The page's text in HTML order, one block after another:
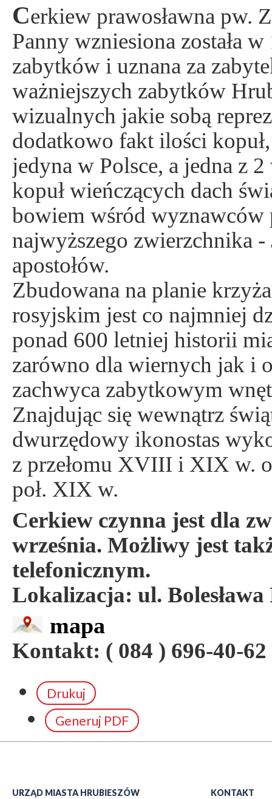
Cerkiew prawosławna pw.
Panny wzniesiona została
zabytków i uznana za
ważniejszych zabytków
wizualnych jakie sobą
dodatkowo fakt ilości
jedyna w Polsce, a jedna z
kopuł wieńczących dach
bowiem wśród wyznawców
najwyższego zwierzchnika -
apostołów.
Zbudowana na planie
rosyjskim jest co najmniej
ponad 600 letniej historii
zarówno dla wiernych jak i
zachwyca zabytkowym
Znajdując się wewnątrz
dwurzędowy ikonostas
z przełomu XVIII i XIX w.
poł. XIX w.
Cerkiew czynna jest dla
września. Możliwy jest
telefonicznym.
Lokalizacja: ul. Bolesława
mapa
Kontakt: ( 084 ) 696-40-
Drukuj
Generuj PDF
URZĄD MIASTA HRUBIESZÓW KONTAKT